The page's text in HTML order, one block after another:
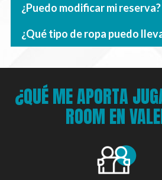
¿Puedo modificar mi reserva?
¿Qué tipo de ropa puedo
¿QUÉ ME APORTA
ROOM EN